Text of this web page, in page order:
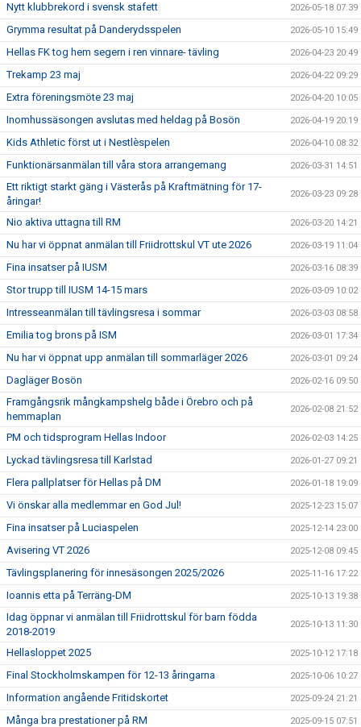
Nytt klubbrekord i svensk stafett 2026-05-18 07:39
Grymma resultat på Danderydsspelen 2026-05-10 15:49
Hellas FK tog hem segern i ren vinnare- tävling 2026-04-23 20:49
Trekamp 23 maj 2026-04-22 09:29
Extra föreningsmöte 23 maj 2026-04-20 10:05
Inomhussäsongen avslutas med heldag på Bosön 2026-04-19 20:19
Kids Athletic först ut i Nestlèspelen 2026-04-10 08:32
Funktionärsanmälan till våra stora arrangemang 2026-03-31 14:51
Ett riktigt starkt gäng i Västerås på Kraftmätning för 17-
åringar!
2026-03-23 09:28
Nio aktiva uttagna till RM 2026-03-20 14:21
Nu har vi öppnat anmälan till Friidrottskul VT ute 2026 2026-03-19 11:04
Fina insatser på IUSM 2026-03-16 08:39
Stor trupp till IUSM 14-15 mars 2026-03-09 10:02
Intresseanmälan till tävlingsresa i sommar 2026-03-03 08:58
Emilia tog brons på ISM 2026-03-01 17:34
Nu har vi öppnat upp anmälan till sommarläger 2026 2026-03-01 09:24
Dagläger Bosön 2026-02-16 09:50
Framgångsrik mångkampshelg både i Örebro och på
hemmaplan
2026-02-08 21:52
PM och tidsprogram Hellas Indoor 2026-02-03 14:25
Lyckad tävlingsresa till Karlstad 2026-01-27 09:21
Flera pallplatser för Hellas på DM 2026-01-18 19:09
Vi önskar alla medlemmar en God Jul! 2025-12-23 15:07
Fina insatser på Luciaspelen 2025-12-14 23:00
Avisering VT 2026 2025-12-08 09:45
Tävlingsplanering för innesäsongen 2025/2026 2025-11-16 17:22
Ioannis etta på Terräng-DM 2025-10-13 19:38
Idag öppnar vi anmälan till Friidrottskul för barn födda
2018-2019
2025-10-13 11:30
Hellasloppet 2025 2025-10-12 17:18
Final Stockholmskampen för 12-13 åringarna 2025-10-06 10:27
Information angående Fritidskortet 2025-09-24 21:21
Många bra prestationer på RM 2025-09-15 07:51